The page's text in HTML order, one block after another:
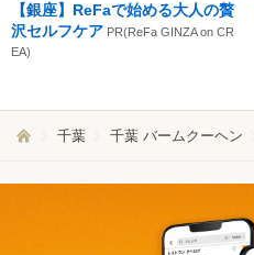
【銀座】ReFaで始める大人の贅
沢セルフケア PR(ReFa GINZA on CR
EA)
千葉 千葉 バームクーヘン